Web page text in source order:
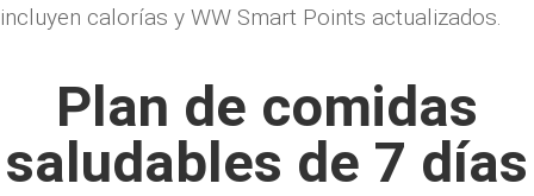
incluyen calorías y WW Smart Points actualizados.
Plan de comidas
saludables de 7 días